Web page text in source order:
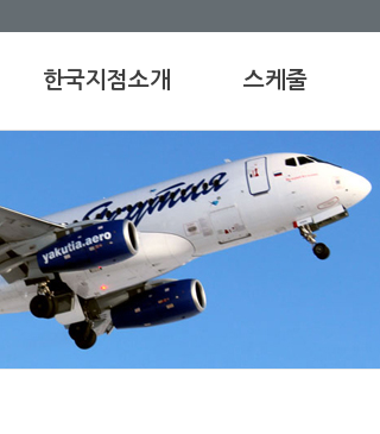
한국지점소개 스케줄